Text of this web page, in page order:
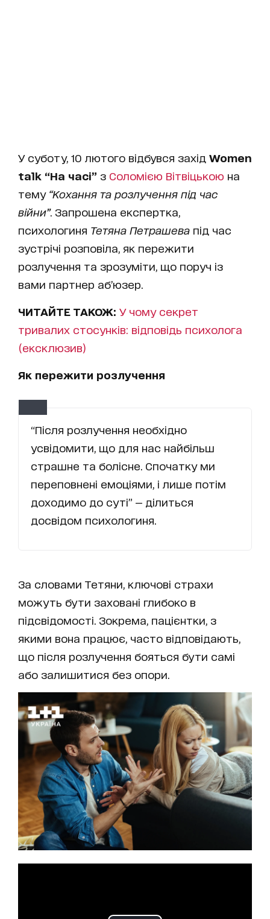
У суботу, 10 лютого відбувся захід Women
talk “На часі” з Соломією Вітвіцькою на
тему “Кохання та розлучення під час
війни”. Запрошена експертка,
психологиня Тетяна Петрашева під час
зустрічі розповіла, як пережити
розлучення та зрозуміти, що поруч із
вами партнер аб’юзер.
ЧИТАЙТЕ ТАКОЖ: У чому секрет
тривалих стосунків: відповідь психолога
(ексклюзив)
Як пережити розлучення
“Після розлучення необхідно
усвідомити, що для нас найбільш
страшне та болісне. Спочатку ми
переповнені емоціями, і лише потім
доходимо до суті” — ділиться
досвідом психологиня.
За словами Тетяни, ключові страхи
можуть бути заховані глибоко в
підсвідомості. Зокрема, пацієнтки, з
якими вона працює, часто відповідають,
що після розлучення бояться бути самі
або залишитися без опори.